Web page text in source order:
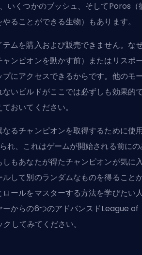
いくつかのブッシュ、そしてPoros（
ることができる生物）もあります。
ムを購入および販売できません。な
ンピオンを動かす前）またはリスポ
にアクセスできるからです。他のモ
いビルドがここでは必ずしも効果的
おいてください。
るチャンピオンを取得するために使
れ、これはゲームが開始される前にの
もあなたが得たチャンピオンが気に
して別のランダムなものを得ること
ールをマスターする方法を学びたい人
ーからの6つのアドバンスドLeague of
してみてください。